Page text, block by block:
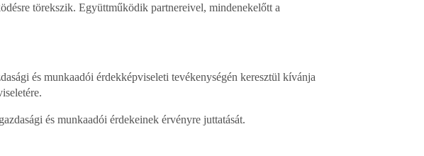
törekszik. Együttműködik partnereivel, mindenekelőtt a
és munkaadói érdekképviseleti tevékenységén keresztül kívánja
és munkaadói érdekeinek érvényre juttatását.